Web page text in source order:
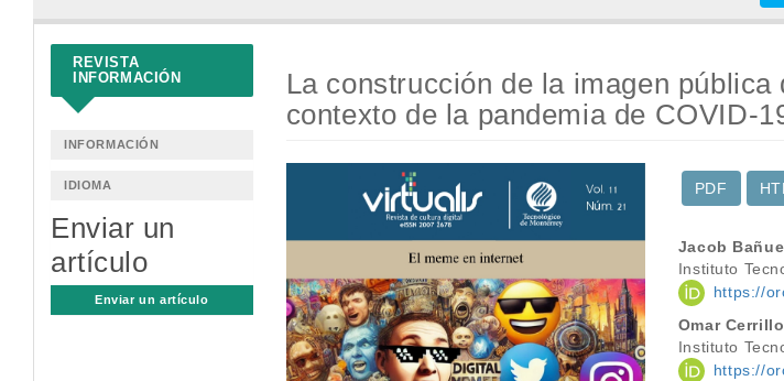
REVISTA
INFORMACIÓN
INFORMACIÓN
IDIOMA
Enviar un
artículo
Enviar un artículo
La construcción de la imagen
contexto de la pandemia de COVID-
lateral
del
artículo
PDF
del
Jacob
Instituto
https://
Omar
Instituto
https://